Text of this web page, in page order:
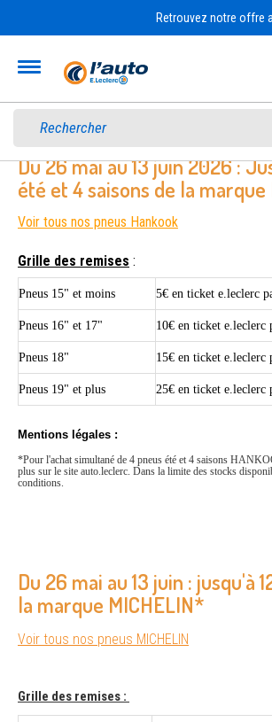
Retrouvez notre offre
OFFRES ET
Du 26 mai au 13 juin 2026 :
été et 4 saisons de la marque
Voir tous nos pneus Hankook
Grille des remises :
Pneus 15" et moins 5€ en ticket e.leclerc
Pneus 16" et 17" 10€ en ticket e.leclerc
Pneus 18" 15€ en ticket e.leclerc
Pneus 19" et plus 25€ en ticket e.leclerc
Mentions légales :
*Pour l'achat simultané de 4 pneus été et 4 saisons
plus sur le site auto.leclerc. Dans la limite des stocks
conditions.
Du 26 mai au 13 juin :
la marque MICHELIN*
Voir tous nos pneus MICHELIN
Grille des remises :